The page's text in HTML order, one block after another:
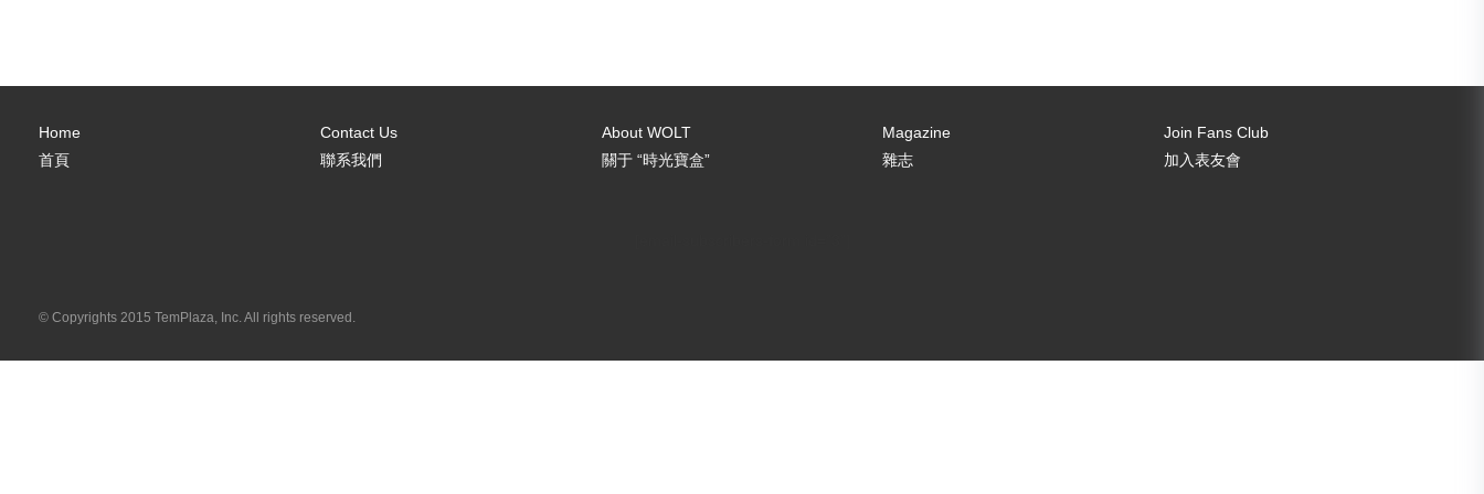
Home
首頁
Contact Us
聯系我們
About WOLT
關于 “時光寶盒”
Magazine
雜志
Join Fans Club
加入表友會
© Copyrights 2015 TemPlaza, Inc. All rights reserved.